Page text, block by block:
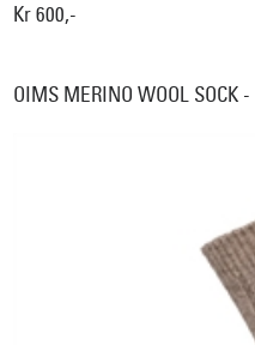
Kr 600,-
OIMS MERINO WOOL SOCK